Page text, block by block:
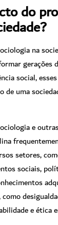
do
na
gerações
social,
uma
e
setores,
sociais,
e ética